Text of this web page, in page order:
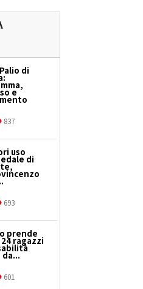
di
e
837
uso
di
693
prende
ragazzi
601